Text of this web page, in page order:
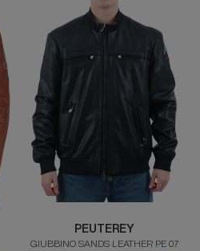
PEUTEREY
GIUBBINO SANDS LEATHER PE 07